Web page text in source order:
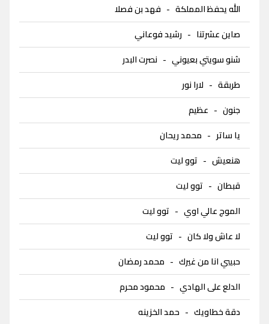
الله يحفظ المملكة - فهد بن فصلا
صاين عشرتنا - رشيد فوعاني
شنو سويتي بعيوني - نصرت البدر
طربقة - لارا نور
جنون - عظيم
يا ساتر - محمد ريحان
هنعيش - توو ليت
قبطان - توو ليت
الموج عالي اوي - توو ليت
لا عاش ولا كان - توو ليت
حبيبي انا من غيرك - محمد رمضان
الدلع على الهادي - محمود محرم
دقة خطاويك - حمد الخزينه